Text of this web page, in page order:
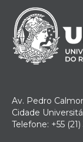
Av. Pedro
Cidade
Telefone: +55